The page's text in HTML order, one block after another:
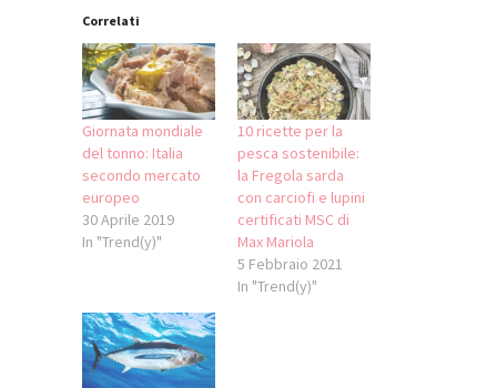
Correlati
Giornata mondiale
del tonno: Italia
secondo mercato
europeo
30 Aprile 2019
In "Trend(y)"
10 ricette per la
pesca sostenibile:
la Fregola sarda
con carciofi e lupini
certificati MSC di
Max Mariola
5 Febbraio 2021
In "Trend(y)"